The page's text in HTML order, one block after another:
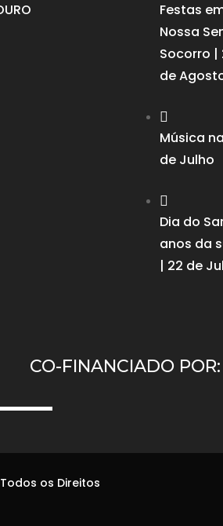
Festas
Nossa
Socorro |
de

Música
de Julho

Dia do
anos da
| 22 de
CO-FINANCIADO POR:
Todos os Direitos